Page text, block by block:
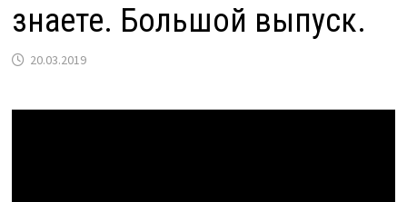
знаете. Большой выпуск.
20.03.2019